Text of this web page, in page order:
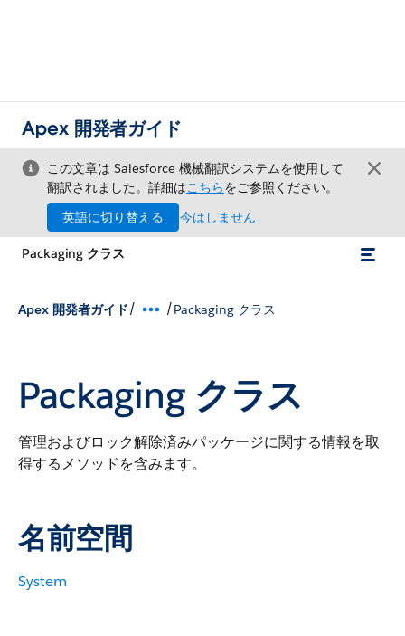
Apex 開発者ガイド
この文章は Salesforce 機械翻訳システムを使用して
翻訳されました。詳細はこちらをご参照ください。
英語に切り替える
今はしません
Packaging クラス
Apex 開発者ガイド/ /Packaging クラス
Packaging クラス
管理およびロック解除済みパッケージに関する情報を取
得するメソッドを含みます。
名前空間
System